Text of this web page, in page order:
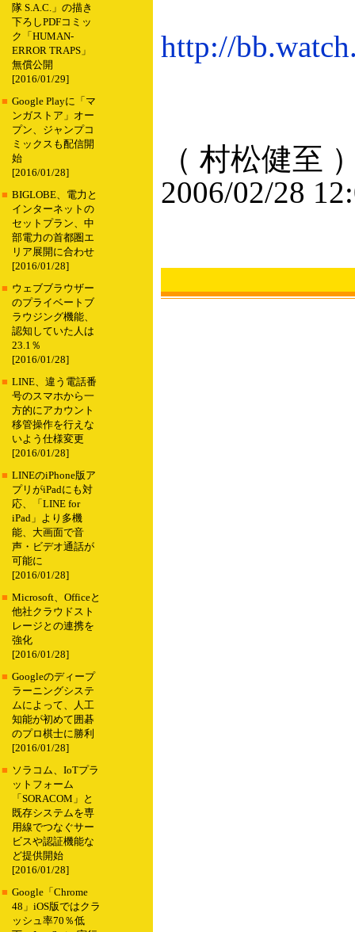
隊 S.A.C.」の描き
下ろしPDFコミッ
ク「HUMAN-
ERROR TRAPS」
無償公開
[2016/01/29]
■ Google Playに「マ
ンガストア」オー
プン、ジャンプコ
ミックスも配信開
始
[2016/01/28]
■ BIGLOBE、電力と
インターネットの
セットプラン、中
部電力の首都圏エ
リア展開に合わせ
[2016/01/28]
■ ウェブブラウザー
のプライベートブ
ラウジング機能、
認知していた人は
23.1％
[2016/01/28]
■ LINE、違う電話番
号のスマホから一
方的にアカウント
移管操作を行えな
いよう仕様変更
[2016/01/28]
■ LINEのiPhone版ア
プリがiPadにも対
応、「LINE for
iPad」より多機
能、大画面で音
声・ビデオ通話が
可能に
[2016/01/28]
■ Microsoft、Officeと
他社クラウドスト
レージとの連携を
強化
[2016/01/28]
■ Googleのディープ
ラーニングシステ
ムによって、人工
知能が初めて囲碁
のプロ棋士に勝利
[2016/01/28]
■ ソラコム、IoTプラ
ットフォーム
「SORACOM」と
既存システムを専
用線でつなぐサー
ビスや認証機能な
ど提供開始
[2016/01/28]
■ Google「Chrome
48」iOS版ではクラ
ッシュ率70％低
http://
（ 村松健至
2006/02/28